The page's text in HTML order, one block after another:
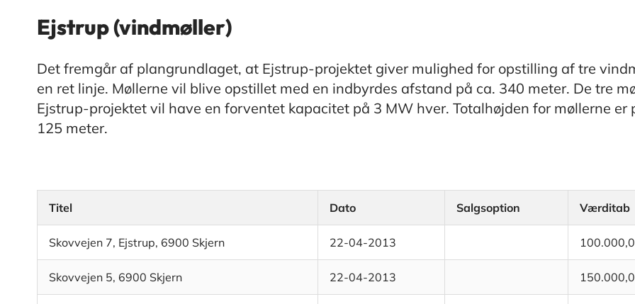
Ejstrup (vindmøller)
​​​​​Det fremgår af plangrundlaget, at Ejstrup-projektet giver mulighed for opstilling af tre
en ret linje. Møllerne vil blive opstillet med en indbyrdes afstand på ca. 340 meter. De tre
Ejstrup-projektet vil have en forventet kapacitet på 3 MW hver. Totalhøjden for møllerne er
125 meter.
Titel Dato Salgsoption Værditab
Skovvejen 7, Ejstrup, 6900 Skjern 22-04-2013
Skovvejen 5, 6900 Skjern 22-04-2013